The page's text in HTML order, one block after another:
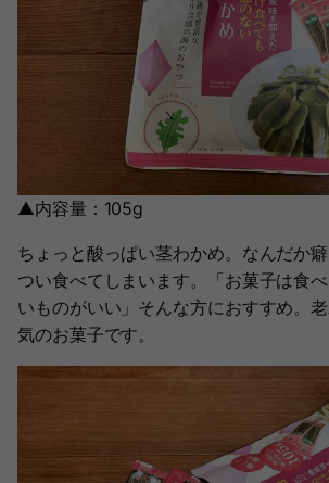
▲内容量：105g
ちょっと酸っぱい茎わかめ。なんだか
つい食べてしまいます。「お菓子は食
いものがいい」そんな方におすすめ。
気のお菓子です。